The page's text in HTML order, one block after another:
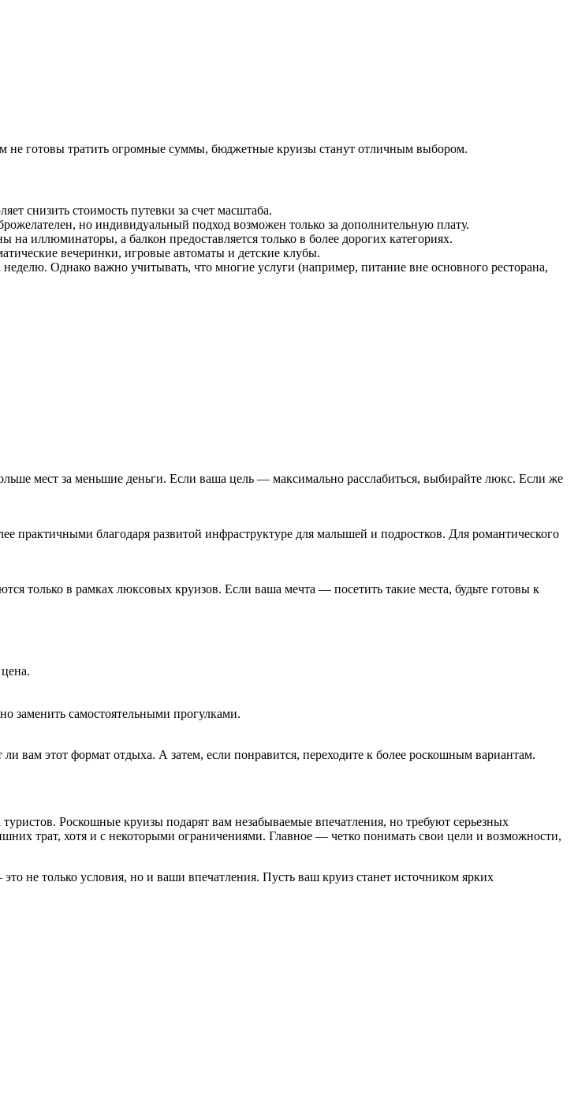
не готовы тратить огромные суммы, бюджетные круизы станут отличным выбором.
снизить стоимость путевки за счет масштаба.
но индивидуальный подход возможен только за дополнительную плату.
иллюминаторы, а балкон предоставляется только в более дорогих категориях.
вечеринки, игровые автоматы и детские клубы.
Однако важно учитывать, что многие услуги (например, питание вне основного ресторана,
мест за меньшие деньги. Если ваша цель — максимально расслабиться, выбирайте люкс. Если же
практичными благодаря развитой инфраструктуре для малышей и подростков. Для романтического
только в рамках люксовых круизов. Если ваша мечта — посетить такие места, будьте готовы к
заменить самостоятельными прогулками.
вам этот формат отдыха. А затем, если понравится, переходите к более роскошным вариантам.
Роскошные круизы подарят вам незабываемые впечатления, но требуют серьезных
трат, хотя и с некоторыми ограничениями. Главное — четко понимать свои цели и возможности,
не только условия, но и ваши впечатления. Пусть ваш круиз станет источником ярких